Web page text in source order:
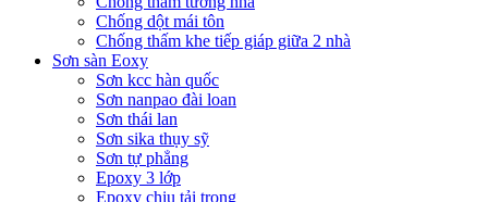
Chống dột mái tôn
Chống thấm khe tiếp giáp giữa 2 nhà
Sơn sàn Eoxy
Sơn kcc hàn quốc
Sơn nanpao đài loan
Sơn thái lan
Sơn sika thụy sỹ
Sơn tự phẳng
Epoxy 3 lớp
Epoxy chịu tải trọng